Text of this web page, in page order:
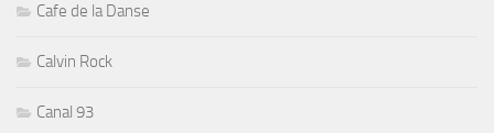
Cafe de la Danse
Calvin Rock
Canal 93